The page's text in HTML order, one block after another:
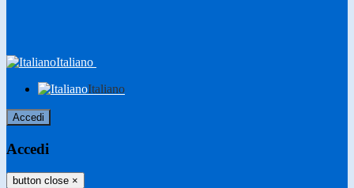
Italiano
Italiano
Accedi
Accedi
button close ×